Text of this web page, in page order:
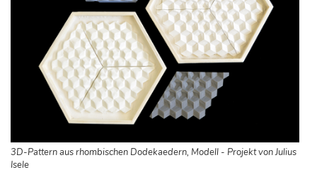
3D-Pattern aus rhombischen Dodekaedern, Modell - Projekt von Julius
Isele